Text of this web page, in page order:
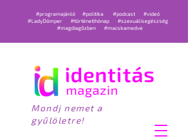
#programajánló #politika #podcast
#videó
#LadyDömper
#történetihónap
#szexuálisegészség
#magdiagőzben
#macskamedve
Mondj nemet a
gyűlöletre!